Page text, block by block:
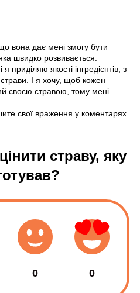
вона дає мені змогу бути
швидко розвивається.
приділяю якості інгредієнтів, з
І я хочу, щоб кожен
своєю стравою, тому мені
свої враження у коментарях
страву, яку
0 0